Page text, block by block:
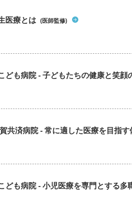
医療とは (医師監修)
ども病院 - 子どもたちの健康と笑
共済病院 - 常に適した医療を目指
ども病院 - 小児医療を専門とする